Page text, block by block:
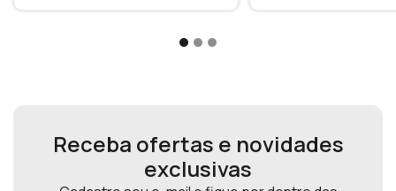
Receba ofertas e novidades
exclusivas